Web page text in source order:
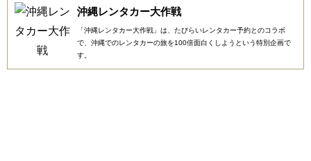
沖縄レンタカー大作戦
「沖縄レンタカー大作戦」は、たびらいレンタカー予約とのコラボ
で、沖縄でのレンタカーの旅を100倍面白くしようという特別企画で
す。